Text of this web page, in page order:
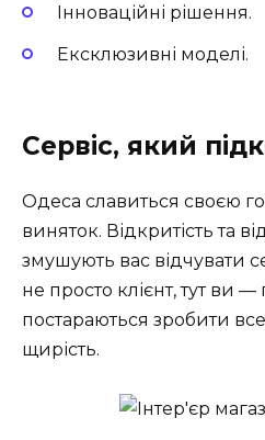
Інноваційні рішення.
Ексклюзивні моделі.
Сервіс, який
Одеса славиться своєю
виняток. Відкритість та
змушують вас відчувати
не просто клієнт, тут ви —
постараються зробити
щирість.